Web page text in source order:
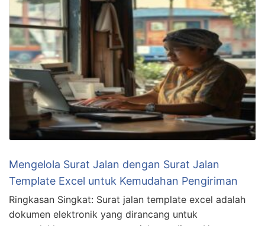
Mengelola Surat Jalan dengan Surat Jalan
Template Excel untuk Kemudahan Pengiriman
Ringkasan Singkat: Surat jalan template excel adalah
dokumen elektronik yang dirancang untuk